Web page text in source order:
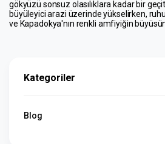
gökyüzü sonsuz olasılıklara kadar bir
büyüleyici arazi üzerinde yükselirken,
ve Kapadokya'nın renkli amfiyiğin
Kategoriler
Blog